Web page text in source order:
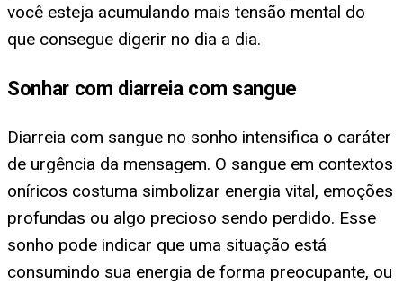
você esteja acumulando mais tensão mental do
que consegue digerir no dia a dia.
Sonhar com diarreia com sangue
Diarreia com sangue no sonho intensifica o caráter
de urgência da mensagem. O sangue em contextos
oníricos costuma simbolizar energia vital, emoções
profundas ou algo precioso sendo perdido. Esse
sonho pode indicar que uma situação está
consumindo sua energia de forma preocupante, ou